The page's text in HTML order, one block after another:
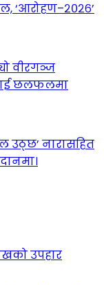
‘आरोहण–२०२६’
वीरगञ्ज
छलफलमा
उठ्छ’ नारासहित
उपहार